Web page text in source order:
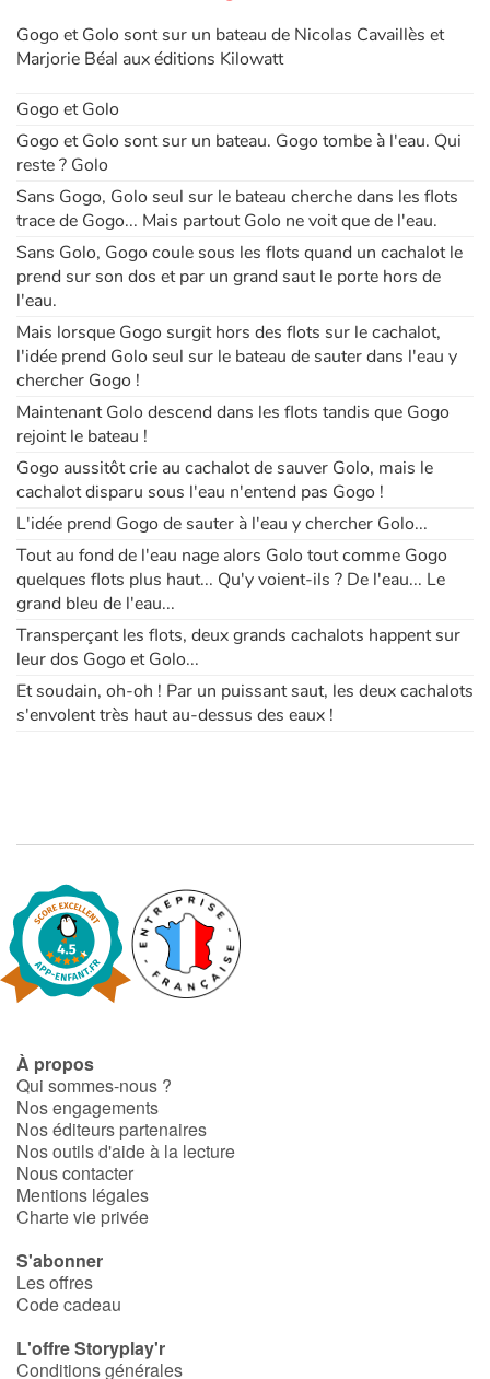
Apprendre les langues
Dyslexie, troubles de la lecture
Nos listes de lecture
Les plus lus
Coups de coeur
Gogo et Golo sont sur un bateau de Nicolas Cavaillès et
Marjorie Béal aux éditions Kilowatt
Gogo et Golo
Gogo et Golo sont sur un bateau. Gogo tombe à l'eau. Qui
reste ? Golo
Sans Gogo, Golo seul sur le bateau cherche dans les flots
trace de Gogo... Mais partout Golo ne voit que de l'eau.
Sans Golo, Gogo coule sous les flots quand un cachalot le
prend sur son dos et par un grand saut le porte hors de
l'eau.
Mais lorsque Gogo surgit hors des flots sur le cachalot,
l'idée prend Golo seul sur le bateau de sauter dans l'eau y
chercher Gogo !
Maintenant Golo descend dans les flots tandis que Gogo
rejoint le bateau !
Gogo aussitôt crie au cachalot de sauver Golo, mais le
cachalot disparu sous l'eau n'entend pas Gogo !
L'idée prend Gogo de sauter à l'eau y chercher Golo...
Tout au fond de l'eau nage alors Golo tout comme Gogo
quelques flots plus haut... Qu'y voient-ils ? De l'eau... Le
grand bleu de l'eau...
Transperçant les flots, deux grands cachalots happent sur
leur dos Gogo et Golo...
Et soudain, oh-oh ! Par un puissant saut, les deux cachalots
s'envolent très haut au-dessus des eaux !
À propos
Qui sommes-nous ?
Nos engagements
Nos éditeurs partenaires
Nos outils d'aide à la lecture
Nous contacter
Mentions légales
Charte vie privée
S'abonner
Les offres
Code cadeau
L'offre Storyplay'r
Conditions générales